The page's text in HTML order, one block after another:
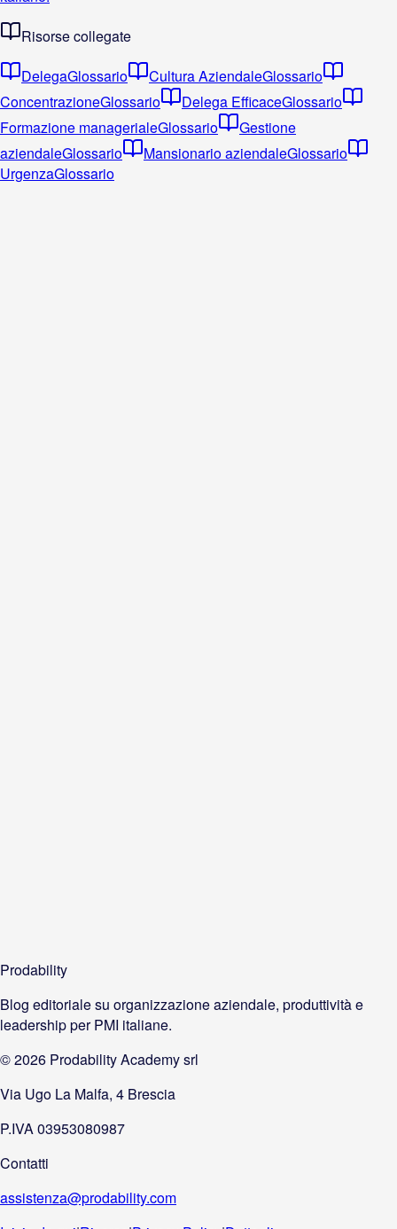
Risorse collegate
DelegaGlossario Cultura AziendaleGlossario
ConcentrazioneGlossario Delega EfficaceGlossario
Formazione managerialeGlossario
Gestione
aziendaleGlossario Mansionario aziendaleGlossario
UrgenzaGlossario
Prodability
Blog editoriale su organizzazione aziendale, produttività e
leadership per PMI italiane.
©2026 Prodability Academy srl
Via Ugo La Malfa, 4 Brescia
P.IVA 03953080987
Contatti
assistenza@prodability.com